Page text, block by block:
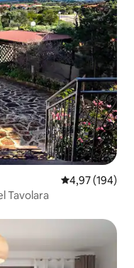
4,97 (194)
Tavolara